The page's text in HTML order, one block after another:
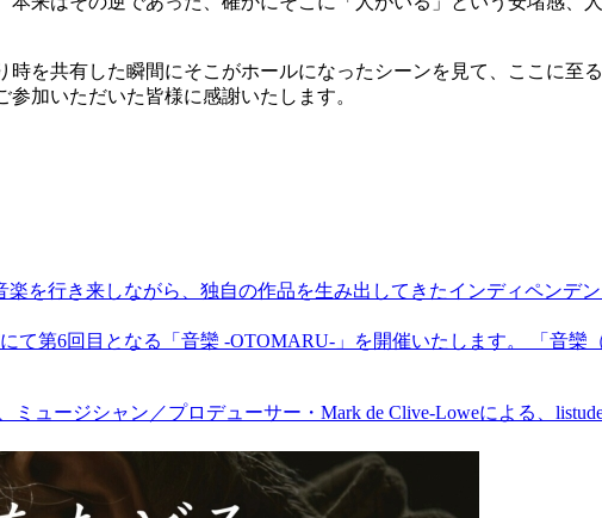
を共有した瞬間にそこがホールになったシーンを見て、ここに至
加いただいた皆様に感謝いたします。
を行き来しながら、独自の作品を生み出してきたインディペンデ
て第6回目となる「音欒 -OTOMARU-」を開催いたします。 「音欒
ミュージシャン／プロデューサー・Mark de Clive-Loweによる、